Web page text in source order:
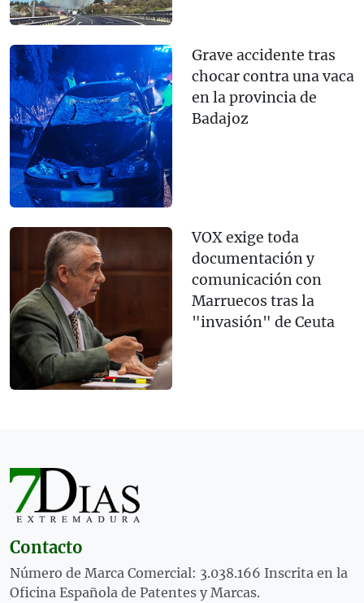
Grave accidente tras
chocar contra una vaca
en la provincia de
Badajoz
VOX exige toda
documentación y
comunicación con
Marruecos tras la
"invasión" de Ceuta
Contacto
Número de Marca Comercial: 3.038.166 Inscrita en la
Oficina Española de Patentes y Marcas.